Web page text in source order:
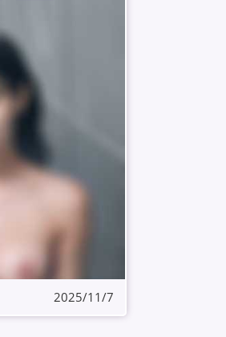
2025/11/7